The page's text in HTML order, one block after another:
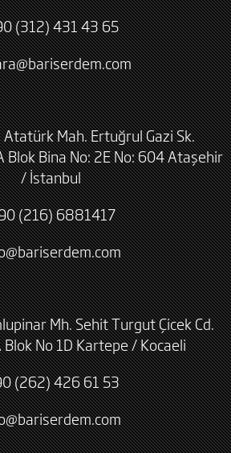
(312) 431 43 65
Mah. Ertuğrul Gazi Sk.
Bina No: 2E No: 604 Ataşehir
/ İstanbul
(216) 6881417
Mh. Sehit Turgut Çicek Cd.
No 1D Kartepe / Kocaeli
(262) 426 61 53